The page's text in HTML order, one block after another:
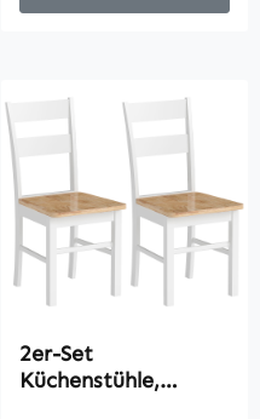
2er-Set
Küchenstühle,